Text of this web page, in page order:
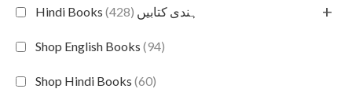
Hindi Books ہندی کتابیں (428) +
Shop English Books (94)
Shop Hindi Books (60)